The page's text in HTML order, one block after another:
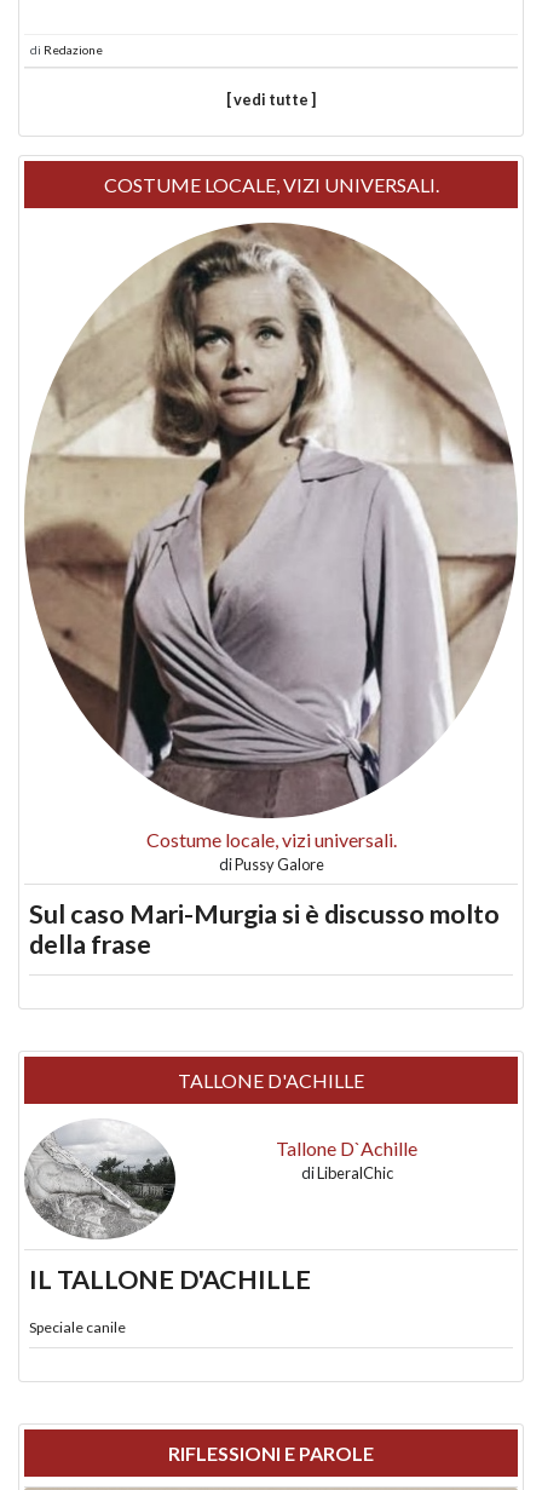
di Redazione
[ vedi tutte ]
COSTUME LOCALE, VIZI UNIVERSALI.
Costume locale, vizi universali.
diPussy Galore
Sul caso Mari-Murgia si è discusso molto
della frase
TALLONE D'ACHILLE
Tallone D`Achille
diLiberalChic
IL TALLONE D'ACHILLE
Speciale canile
RIFLESSIONI E PAROLE